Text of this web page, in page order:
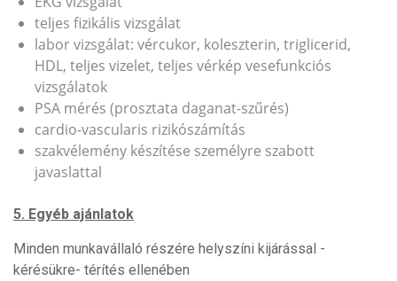
teljes fizikális vizsgálat
labor vizsgálat: vércukor, koleszterin, triglicerid,
HDL, teljes vizelet, teljes vérkép vesefunkciós
vizsgálatok
PSA mérés (prosztata daganat-szűrés)
cardio-vascularis rizikószámítás
szakvélemény készítése személyre szabott
javaslattal
5. Egyéb ajánlatok
Minden munkavállaló részére helyszíni kijárással -
kérésükre- térítés ellenében